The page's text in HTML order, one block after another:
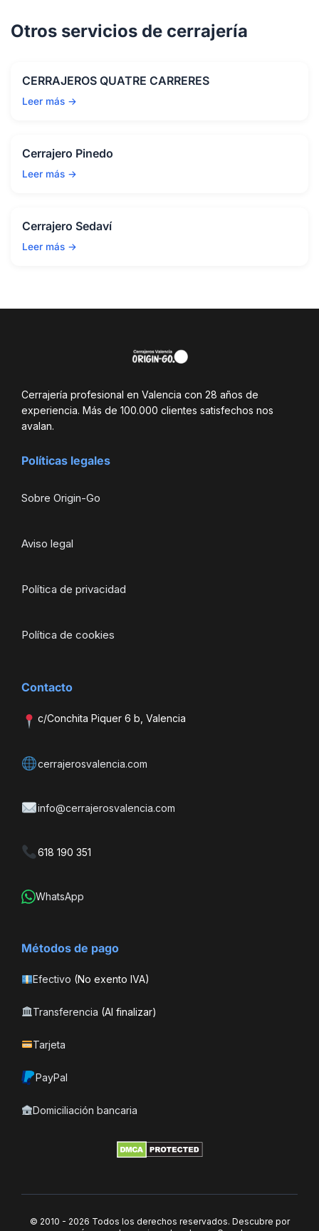
Otros servicios de cerrajería
CERRAJEROS QUATRE CARRERES
Leer más →
Cerrajero Pinedo
Leer más →
Cerrajero Sedaví
Leer más →
Cerrajería profesional en Valencia con 28 años de
experiencia. Más de 100.000 clientes satisfechos nos
avalan.
Políticas legales
Sobre Origin-Go
Aviso legal
Política de privacidad
Política de cookies
Contacto
c/Conchita Piquer 6 b, Valencia
cerrajerosvalencia.com
info@cerrajerosvalencia.com
618 190 351
WhatsApp
Métodos de pago
Efectivo (No exento IVA)
Transferencia (Al finalizar)
Tarjeta
PayPal
Domiciliación bancaria
© 2010 - 2026 Todos los derechos reservados. Descubre por